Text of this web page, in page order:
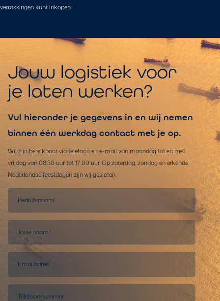
verrassingen kunt inkopen.
Jouw logistiek voor
je laten werken?
Vul hieronder je gegevens in en wij nemen
binnen één werkdag contact met je op.
Wij zijn bereikbaar via telefoon en e-mail van maandag tot en met
vrijdag van 08:30 uur tot 17:00 uur. Op zaterdag, zondag en erkende
Nederlandse feestdagen zijn wij gesloten.
Bedrijfsnaam*
Jouw naam*
Emailadres*
Telefoonnummer